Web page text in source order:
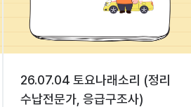
26.07.04 토요나래소리 (정리
수납전문가, 응급구조사)